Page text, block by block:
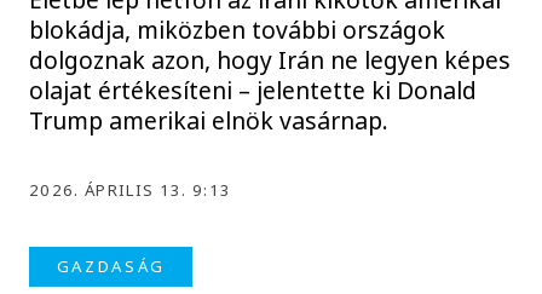
blokádja, miközben további országok
dolgoznak azon, hogy Irán ne legyen képes
olajat értékesíteni – jelentette ki Donald
Trump amerikai elnök vasárnap.
2026. ÁPRILIS 13. 9:13
GAZDASÁG